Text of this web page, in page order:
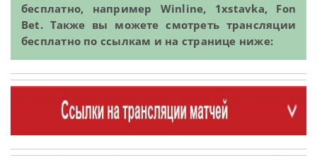
бесплатно, например Winline, 1xstavka, Fon
Bet. Также вы можете смотреть трансляции
бесплатно по ссылкам и на странице ниже: